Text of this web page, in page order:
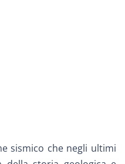
sismico che negli ultimi